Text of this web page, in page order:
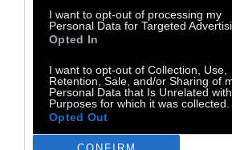
I want to opt-out of processing my
Personal Data for Targeted
Opted In
I want to opt-out of Collection, Use,
Retention, Sale, and/or Sharing of
Personal Data that Is Unrelated
Purposes for which it was collected.
Opted Out
οποίος στα 1874 έδωσε τη
προκειμένου να γίνει ο
σταδιοδρομία από τη
υπηρέτησε σε γαλλικά
κατόπιν σ' ένα αγγλικό, ως
απέκτησε την αγγλική